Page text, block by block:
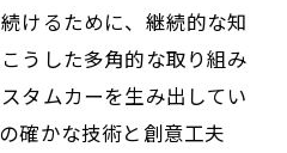
けるために、継続的な知
うした多角的な取り組み
タムカーを生み出してい
確かな技術と創意工夫